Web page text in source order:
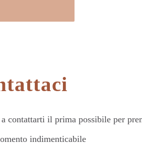
il prima possibile per
indimenticabile